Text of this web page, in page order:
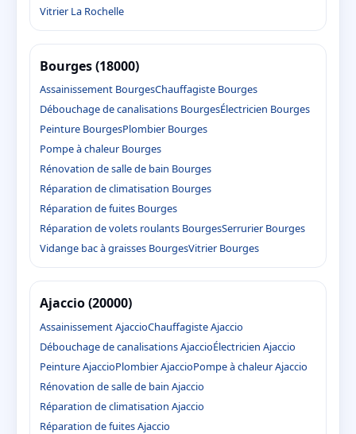
Vitrier La Rochelle
Bourges (18000)
Assainissement BourgesChauffagiste Bourges
Débouchage de canalisations BourgesÉlectricien Bourges
Peinture BourgesPlombier Bourges
Pompe à chaleur Bourges
Rénovation de salle de bain Bourges
Réparation de climatisation Bourges
Réparation de fuites Bourges
Réparation de volets roulants BourgesSerrurier Bourges
Vidange bac à graisses BourgesVitrier Bourges
Ajaccio (20000)
Assainissement AjaccioChauffagiste Ajaccio
Débouchage de canalisations AjaccioÉlectricien Ajaccio
Peinture AjaccioPlombier AjaccioPompe à chaleur Ajaccio
Rénovation de salle de bain Ajaccio
Réparation de climatisation Ajaccio
Réparation de fuites Ajaccio